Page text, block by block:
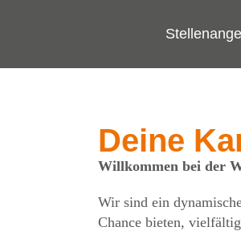
Deine
Willkommen bei der
Wir sind ein
Chance bieten,